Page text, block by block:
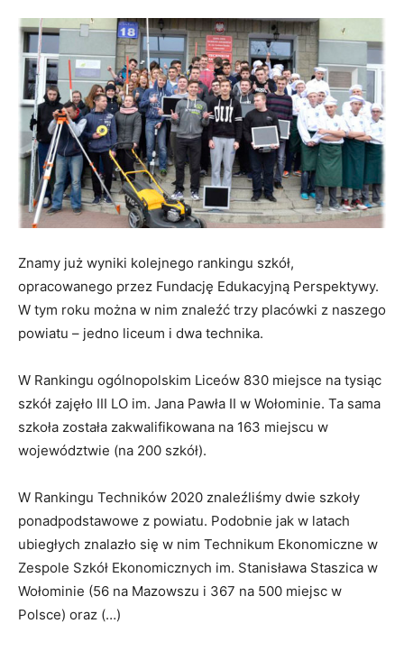
Znamy już wyniki kolejnego rankingu szkół,
opracowanego przez Fundację Edukacyjną Perspektywy.
W tym roku można w nim znaleźć trzy placówki z naszego
powiatu – jedno liceum i dwa technika.
W Rankingu ogólnopolskim Liceów 830 miejsce na tysiąc
szkół zajęło III LO im. Jana Pawła II w Wołominie. Ta sama
szkoła została zakwalifikowana na 163 miejscu w
województwie (na 200 szkół).
W Rankingu Techników 2020 znaleźliśmy dwie szkoły
ponadpodstawowe z powiatu. Podobnie jak w latach
ubiegłych znalazło się w nim Technikum Ekonomiczne w
Zespole Szkół Ekonomicznych im. Stanisława Staszica w
Wołominie (56 na Mazowszu i 367 na 500 miejsc w
Polsce) oraz (…)